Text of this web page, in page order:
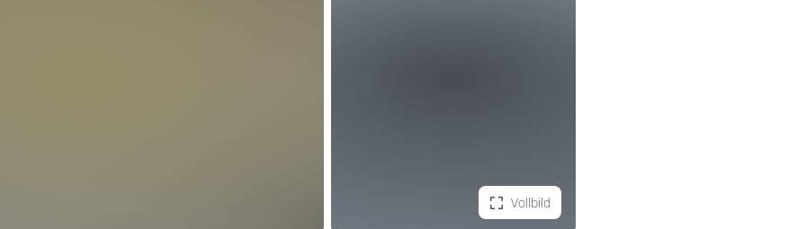
Vollbild